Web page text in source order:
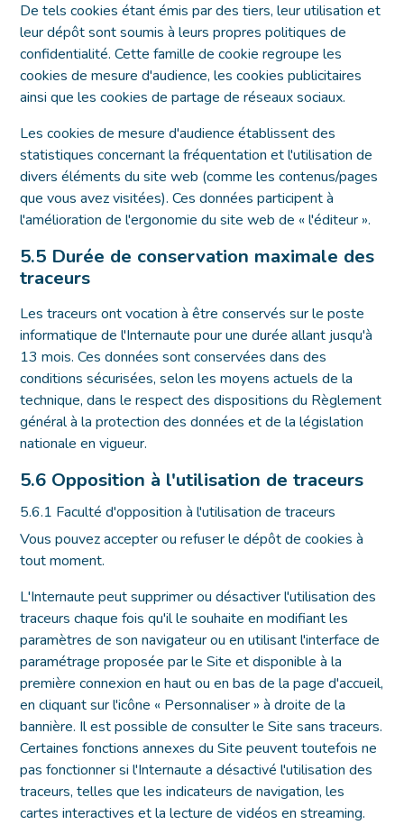
De tels cookies étant émis par des tiers, leur utilisation et
leur dépôt sont soumis à leurs propres politiques de
confidentialité. Cette famille de cookie regroupe les
cookies de mesure d'audience, les cookies publicitaires
ainsi que les cookies de partage de réseaux sociaux.
Les cookies de mesure d'audience établissent des
statistiques concernant la fréquentation et l'utilisation de
divers éléments du site web (comme les contenus/pages
que vous avez visitées). Ces données participent à
l'amélioration de l'ergonomie du site web de « l'éditeur ».
5.5 Durée de conservation maximale des
traceurs
Les traceurs ont vocation à être conservés sur le poste
informatique de l'Internaute pour une durée allant jusqu'à
13 mois. Ces données sont conservées dans des
conditions sécurisées, selon les moyens actuels de la
technique, dans le respect des dispositions du Règlement
général à la protection des données et de la législation
nationale en vigueur.
5.6 Opposition à l'utilisation de traceurs
5.6.1 Faculté d'opposition à l'utilisation de traceurs
Vous pouvez accepter ou refuser le dépôt de cookies à
tout moment.
L'Internaute peut supprimer ou désactiver l'utilisation des
traceurs chaque fois qu'il le souhaite en modifiant les
paramètres de son navigateur ou en utilisant l'interface de
paramétrage proposée par le Site et disponible à la
première connexion en haut ou en bas de la page d'accueil,
en cliquant sur l'icône « Personnaliser » à droite de la
bannière. Il est possible de consulter le Site sans traceurs.
Certaines fonctions annexes du Site peuvent toutefois ne
pas fonctionner si l'Internaute a désactivé l'utilisation des
traceurs, telles que les indicateurs de navigation, les
cartes interactives et la lecture de vidéos en streaming.